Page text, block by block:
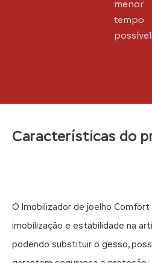
menor
tempo
Características do
O Imobilizador de joelho
imobilização e estabilidade na
podendo substituir o gesso,